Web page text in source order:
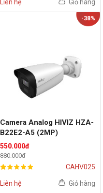
Liên hệ Giỏ hàng
-38%
Camera Analog HIVIZ HZA-
B22E2-A5 (2MP)
550.000đ
880.000đ
CAHV025
Liên hệ Giỏ hàng